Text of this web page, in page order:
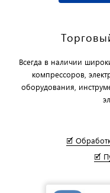
Всегда в наличии
компрессоров,
оборудования,
🗹
🗹